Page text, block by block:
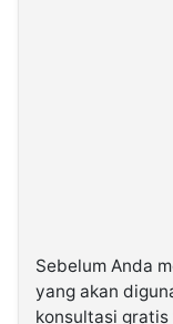
Sebelum Anda
yang akan
konsultasi gratis